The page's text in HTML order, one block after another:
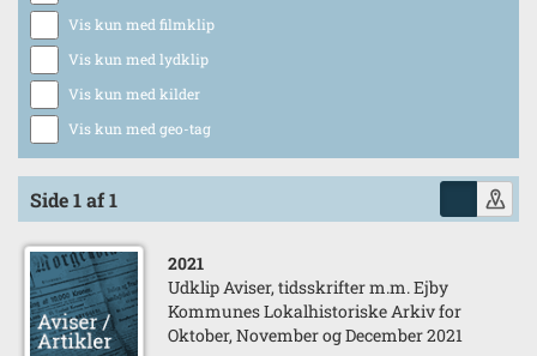
Vis kun med filmklip
Vis kun med lydklip
Vis kun med kilder
Vis kun med geo-tag
Side 1 af 1
2021
Udklip Aviser, tidsskrifter m.m. Ejby
Kommunes Lokalhistoriske Arkiv for
Oktober, November og December 2021